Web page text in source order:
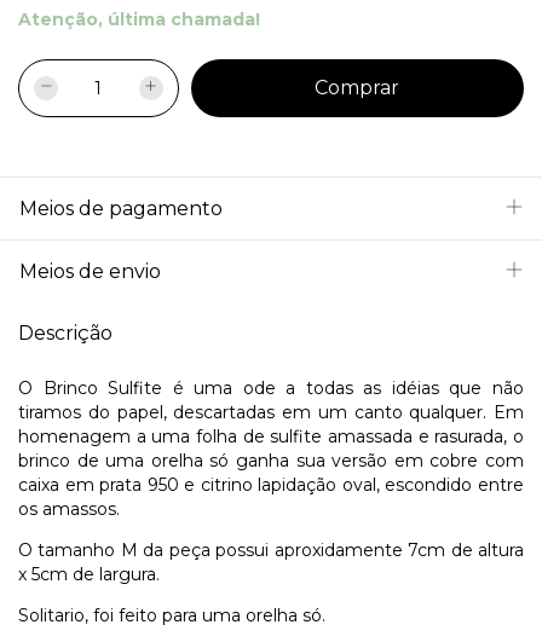
Atenção, última chamada!
Meios de pagamento
Meios de envio
Descrição
O Brinco Sulfite é uma ode a todas as idéias que não
tiramos do papel, descartadas em um canto qualquer. Em
homenagem a uma folha de sulfite amassada e rasurada, o
brinco de uma orelha só ganha sua versão em cobre com
caixa em prata 950 e citrino lapidação oval, escondido entre
os amassos.
O tamanho M da peça possui aproxidamente 7cm de altura
x 5cm de largura.
Solitario, foi feito para uma orelha só.